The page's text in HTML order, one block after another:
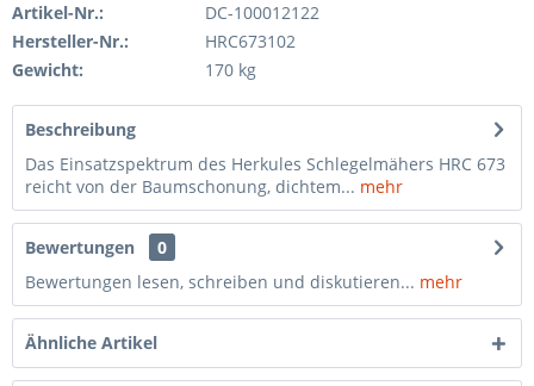
Artikel-Nr.:
DC-100012122
Hersteller-Nr.:
HRC673102
Gewicht:
170 kg
Beschreibung
Das Einsatzspektrum des Herkules Schlegelmähers HRC 673
reicht von der Baumschonung, dichtem... mehr
Bewertungen
0
Bewertungen lesen, schreiben und diskutieren... mehr
Ähnliche Artikel